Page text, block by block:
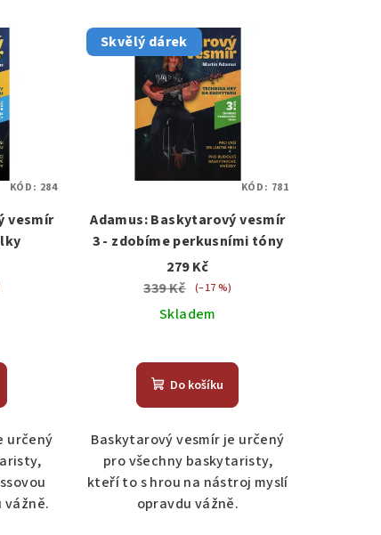
vesmír
určený
vážně.
KÓD: 284
Skvělý dárek
Adamus: Baskytarový vesmír
3 - zdobíme perkusními tóny
279 Kč
339 Kč
(–17 %)
Skladem
Do košíku
Baskytarový vesmír je určený
pro všechny baskytaristy,
kteří to s hrou na nástroj myslí
opravdu vážně.
KÓD: 781